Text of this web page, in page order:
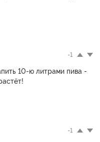
-1
10-ю литрами пива -
-1